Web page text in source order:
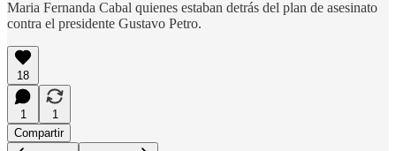
Maria Fernanda Cabal quienes estaban detrás del plan de asesinato
contra el presidente Gustavo Petro.
18
1
1
Compartir